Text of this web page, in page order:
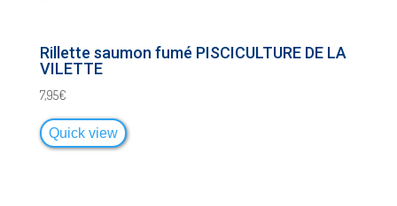
Rillette saumon fumé PISCICULTURE DE LA
VILETTE
7,95€
Quick view